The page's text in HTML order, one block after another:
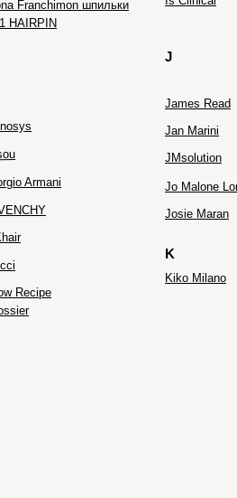
Recipe
Jan Marini
Kiko Milano
JMsolution
Franchimon шпильки
HAIRPIN
James Read
Armani
Jo Malone
Josie Maran
J
K